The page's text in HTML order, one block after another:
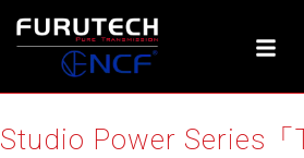
ス
ッ
Studio Power Series「